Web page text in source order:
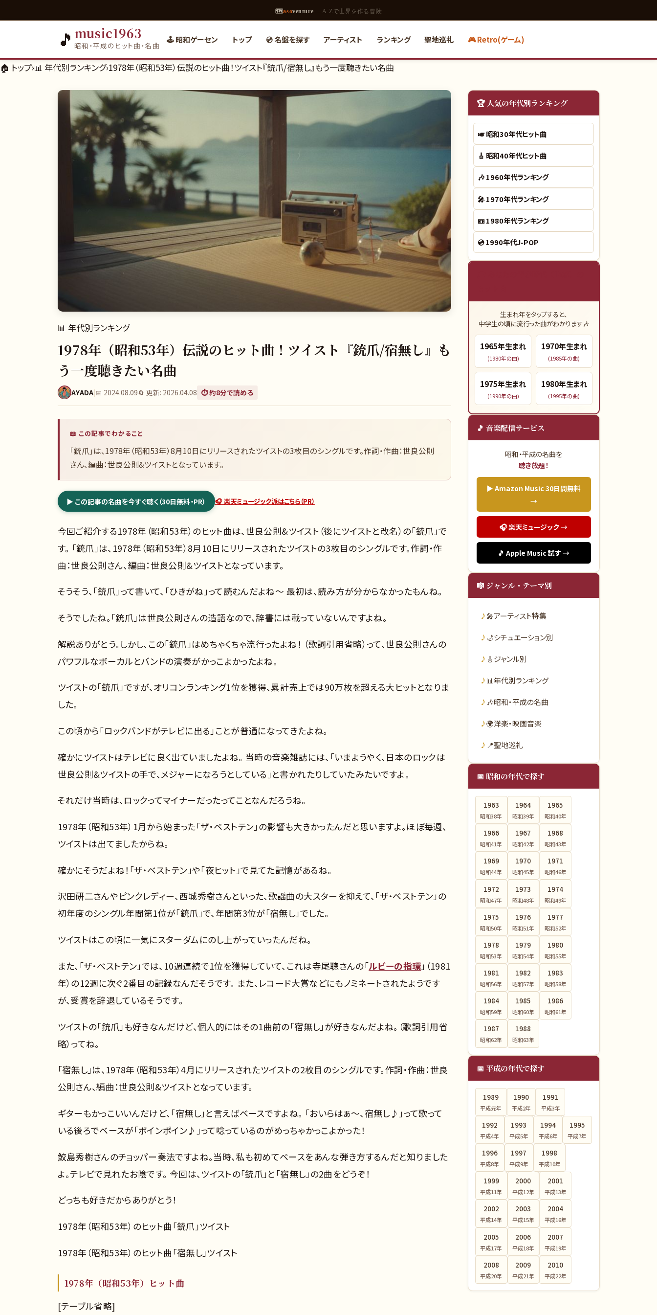
🗺asoventure — A-Zで世界を作る冒険
🎵 music1963
昭和・平成のヒット曲・名曲
🕹️ 昭和ゲーセン トップ 💿 名盤を探す アーティスト ランキング 聖地巡礼 🎮 Retro(ゲーム)
🏠 トップ›📊 年代別ランキング›1978年（昭和53年）伝説のヒット曲！ツイスト『銃爪/宿無し』もう一度聴きたい名曲
📊 年代別ランキング
1978年（昭和53年）伝説のヒット曲！ツイスト『銃爪/宿無し』も
う一度聴きたい名曲
AYADA|📅 2024.08.09🔄 更新: 2026.04.08 ⏱️ 約8分で読める
📖 この記事でわかること
「銃爪」は、1978年（昭和53年）8月10日にリリースされたツイストの3枚目のシングルです。作詞・作曲：世良公則
さん、編曲：世良公則&ツイストとなっています。
▶ この記事の名曲を今すぐ聴く（30日無料・PR） 🎧 楽天ミュージック派はこちら（PR）
今回ご紹介する1978年（昭和53年）のヒット曲は、世良公則&ツイスト（後にツイストと改名）の「銃爪」で
す。 「銃爪」は、1978年（昭和53年）8月10日にリリースされたツイストの3枚目のシングルです。作詞・作
曲：世良公則さん、編曲：世良公則&ツイストとなっています。
そうそう、「銃爪」って書いて、「ひきがね」って読むんだよね～ 最初は、読み方が分からなかったもんね。
そうでしたね。「銃爪」は世良公則さんの造語なので、辞書には載っていないんですよね。
解説ありがとう。しかし、この「銃爪」はめちゃくちゃ流行ったよね！ （歌詞引用省略）って、世良公則さんの
パワフルなボーカルとバンドの演奏がかっこよかったよね。
ツイストの「銃爪」ですが、オリコンランキング1位を獲得、累計売上では90万枚を超える大ヒットとなりま
した。
この頃から「ロックバンドがテレビに出る」ことが普通になってきたよね。
確かにツイストはテレビに良く出ていましたよね。 当時の音楽雑誌には、「いまようやく、日本のロックは
世良公則&ツイストの手で、メジャーになろうとしている」と書かれたりしていたみたいですよ。
それだけ当時は、ロックってマイナーだったってことなんだろうね。
1978年（昭和53年）1月から始まった「ザ・ベストテン」の影響も大きかったんだと思いますよ。ほぼ毎週、
ツイストは出てましたからね。
確かにそうだよね！「ザ・ベストテン」や「夜ヒット」で見てた記憶があるね。
沢田研二さんやピンクレディー、西城秀樹さんといった、歌謡曲の大スターを抑えて、「ザ・ベストテン」の
初年度のシングル年間第1位が「銃爪」で、年間第3位が「宿無し」でした。
ツイストはこの頃に一気にスターダムにのし上がっていったんだね。
また、「ザ・ベストテン」では、10週連続で1位を獲得していて、これは寺尾聰さんの「ルビーの指環」（1981
年）の12週に次ぐ2番目の記録なんだそうです。 また、レコード大賞などにもノミネートされたようです
が、受賞を辞退しているそうです。
ツイストの「銃爪」も好きなんだけど、個人的にはその1曲前の「宿無し」が好きなんだよね。（歌詞引用省
略）ってね。
「宿無し」は、1978年（昭和53年）4月にリリースされたツイストの2枚目のシングルです。作詞・作曲：世良
公則さん、編曲：世良公則&ツイストとなっています。
ギターもかっこいいんだけど、「宿無し」と言えばベースですよね。 「おいらはぁ～、宿無し♪」って歌って
いる後ろでベースが「ボインポイン♪」って唸っているのがめっちゃかっこよかった！
鮫島秀樹さんのチョッパー奏法ですよね。当時、私も初めてベースをあんな弾き方するんだと知りました
よ。テレビで見れたお陰です。 今回は、ツイストの「銃爪」と「宿無し」の2曲をどうぞ！
どっちも好きだからありがとう！
1978年（昭和53年）のヒット曲「銃爪」ツイスト
1978年（昭和53年）のヒット曲「宿無し」ツイスト
1978年（昭和53年）ヒット曲
[テーブル省略]
🏆 人気の年代別ランキング
🎺昭和30年代ヒット曲
🎸 昭和40年代ヒット曲
🎶1960年代ランキング
🎤1970年代ランキング
📼1980年代ランキング
💿1990年代J-POP
生まれ年をタップすると、
中学生の頃に流行った曲がわかります🎶
1965年生まれ
(1980年の曲)
1970年生まれ
(1985年の曲)
1975年生まれ
(1990年の曲)
1980年生まれ
(1995年の曲)
🎵 音楽配信サービス
昭和・平成の名曲を
聴き放題！
▶ Amazon Music 30日間無料
→
🎧 楽天ミュージック →
🎵 Apple Music 試す →
🎼 ジャンル・テーマ別
🎤アーティスト特集
🌙シチュエーション別
🎸ジャンル別
📊年代別ランキング
🎶昭和・平成の名曲
🌍洋楽・映画音楽
📍聖地巡礼
📅 昭和の年代で探す
1963
昭和38年
1964
昭和39年
1965
昭和40年
1966
昭和41年
1967
昭和42年
1968
昭和43年
1969
昭和44年
1970
昭和45年
1971
昭和46年
1972
昭和47年
1973
昭和48年
1974
昭和49年
1975
昭和50年
1976
昭和51年
1977
昭和52年
1978
昭和53年
1979
昭和54年
1980
昭和55年
1981
昭和56年
1982
昭和57年
1983
昭和58年
1984
昭和59年
1985
昭和60年
1986
昭和61年
1987
昭和62年
1988
昭和63年
📅 平成の年代で探す
1989
平成元年
1990
平成2年
1991
平成3年
1992
平成4年
1993
平成5年
1994
平成6年
1995
平成7年
1996
平成8年
1997
平成9年
1998
平成10年
1999
平成11年
2000
平成12年
2001
平成13年
2002
平成14年
2003
平成15年
2004
平成16年
2005
平成17年
2006
平成18年
2007
平成19年
2008
平成20年
2009
平成21年
2010
平成22年